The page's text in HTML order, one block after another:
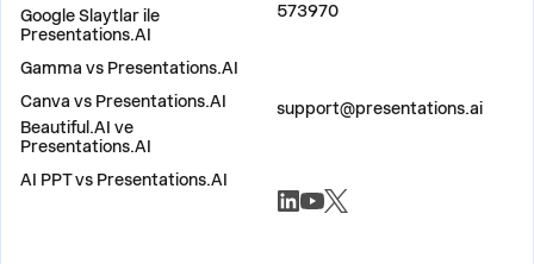
Google Slaytlar ile
Presentations.AI
Gamma vs Presentations.AI
Canva vs Presentations.AI
Beautiful.AI ve
Presentations.AI
AI PPT vs Presentations.AI
573970
support@presentations.ai